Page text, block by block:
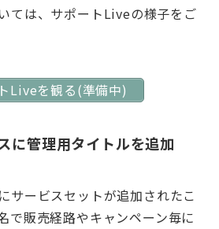
ては、サポートLiveの様子をご
Liveを観る(準備中)
に管理用タイトルを追加
サービスセットが追加されたこ
で販売経路やキャンペーン毎に